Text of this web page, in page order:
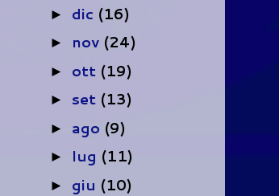
► dic (16)
► nov (24)
► ott (19)
► set (13)
► ago (9)
► lug (11)
► giu (10)